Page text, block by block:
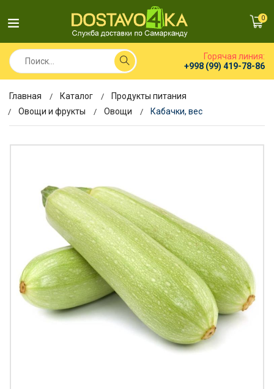
0
Горячая линия:
+998 (99) 419-78-86
Главная Каталог
Продукты питания
Овощи и фрукты
Овощи Кабачки, вес